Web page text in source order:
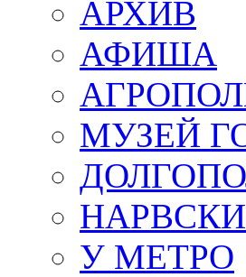
АРХИВ
АФИША
МУЗЕЙ
У МЕТРО